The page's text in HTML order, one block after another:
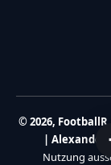
© 2026,
|
Nutzung